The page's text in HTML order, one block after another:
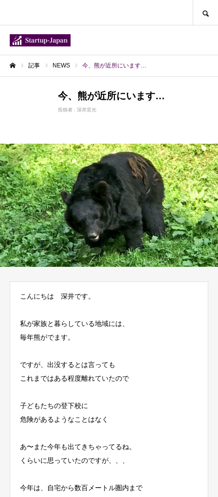
記事 NEWS 今、熊が近所にいます…
今、熊が近所にいます…
投稿者 : 深井宣光
こんにちは 深井です。
私が家族と暮らしている地域には、
毎年熊がでます。
ですが、出没するとは言っても
これまではある程度離れていたので
子どもたちの登下校に
危険があるようなことはなく
あ〜また今年も出てきちゃってるね。
くらいに思っていたのですが、、、
今年は、自宅から数百メートル圏内まで